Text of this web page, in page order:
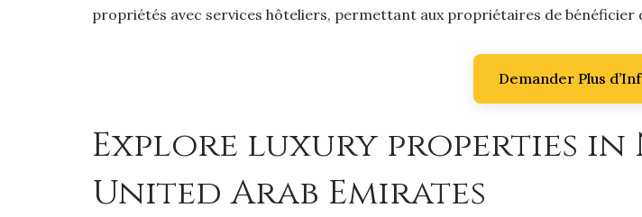
propriétés avec services hôteliers, permettant aux propriétaires de
Demander Plus
Explore luxury properties in
United Arab Emirates